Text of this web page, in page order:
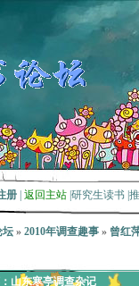
册 返回主站 研究生读书
坛 » 2010年调查趣事 » 曾红
山东寒亭调查杂记